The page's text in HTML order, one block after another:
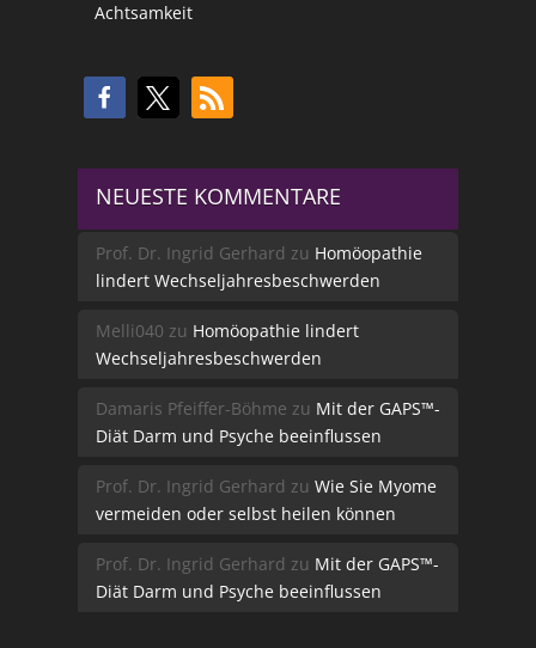
Achtsamkeit
NEUESTE KOMMENTARE
Prof. Dr. Ingrid Gerhard zu Homöopathie
lindert Wechseljahresbeschwerden
Melli040 zu Homöopathie lindert
Wechseljahresbeschwerden
Damaris Pfeiffer-Böhme zu Mit der GAPS™-
Diät Darm und Psyche beeinflussen
Prof. Dr. Ingrid Gerhard zu Wie Sie Myome
vermeiden oder selbst heilen können
Prof. Dr. Ingrid Gerhard zu Mit der GAPS™-
Diät Darm und Psyche beeinflussen